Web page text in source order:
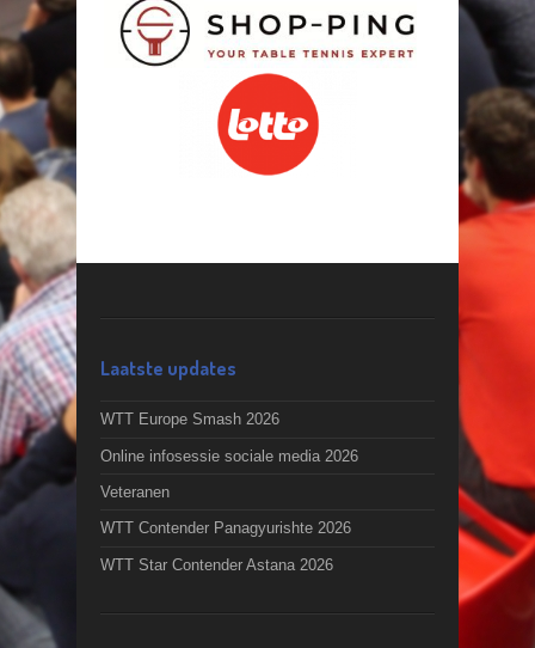
Laatste updates
WTT Europe Smash 2026
Online infosessie sociale media 2026
Veteranen
WTT Contender Panagyurishte 2026
WTT Star Contender Astana 2026